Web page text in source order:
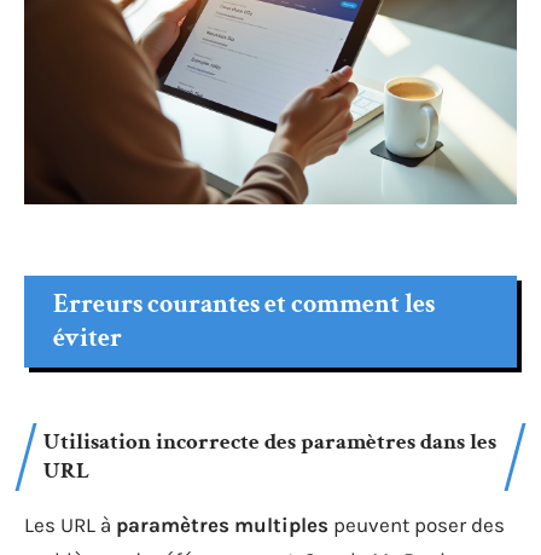
Erreurs courantes et comment les
éviter
Utilisation incorrecte des paramètres dans les
URL
Les URL à paramètres multiples peuvent poser des